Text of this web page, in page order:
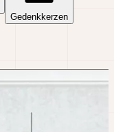
Gedenkkerzen